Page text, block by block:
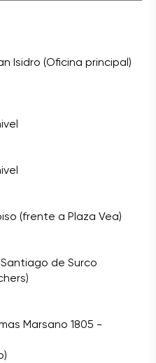
Isidro (Oficina principal)
(frente a Plaza Vea)
de Surco
Marsano 1805 -